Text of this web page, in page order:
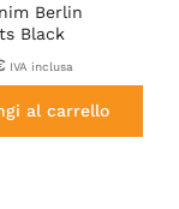
Berlin
Black
IVA inclusa
al carrello